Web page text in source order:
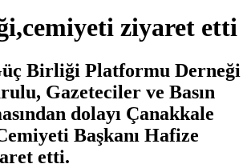
ziyaret etti
Birliği Platformu Derneği
Gazeteciler ve Basın
dolayı Çanakkale
Başkanı Hafize
etti.